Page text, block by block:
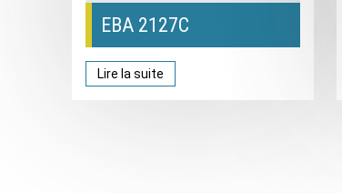
EBA 2127C
Lire la suite